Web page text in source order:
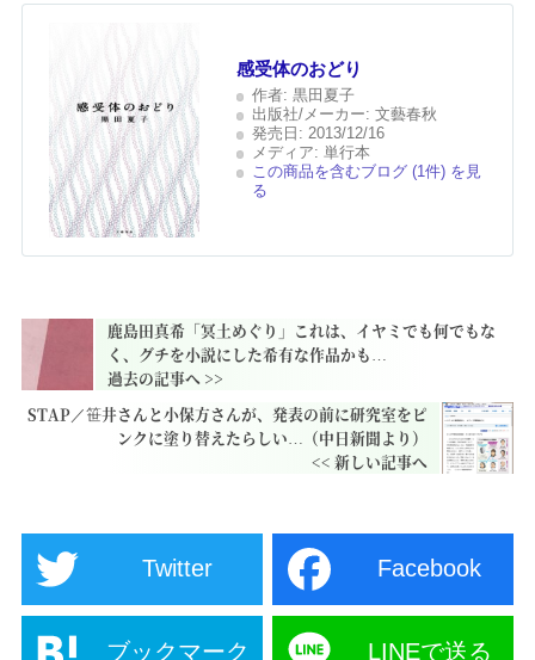
感受体のおどり
作者: 黒田夏子
出版社/メーカー: 文藝春秋
発売日: 2013/12/16
メディア: 単行本
この商品を含むブログ (1件) を見
る
鹿島田真希「冥土めぐり」これは、イヤミでも何でもな
く、グチを小説にした希有な作品かも…
STAP／笹井さんと小保方さんが、発表の前に研究室をピ
ンクに塗り替えたらしい…（中日新聞より）
Twitter Facebook
ブックマーク LINEで送る